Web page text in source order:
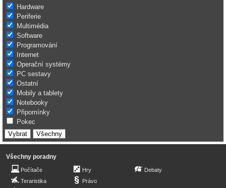
Hardware
Periferie
Multimédia
Software
Programování
Internet
Operační systémy
PC sestavy
Ostatní
Mobily a tablety
Notebooky
Připomínky
Pokec
Všechny poradny
Počítače
Teraristika
Hry
Právo
Debaty